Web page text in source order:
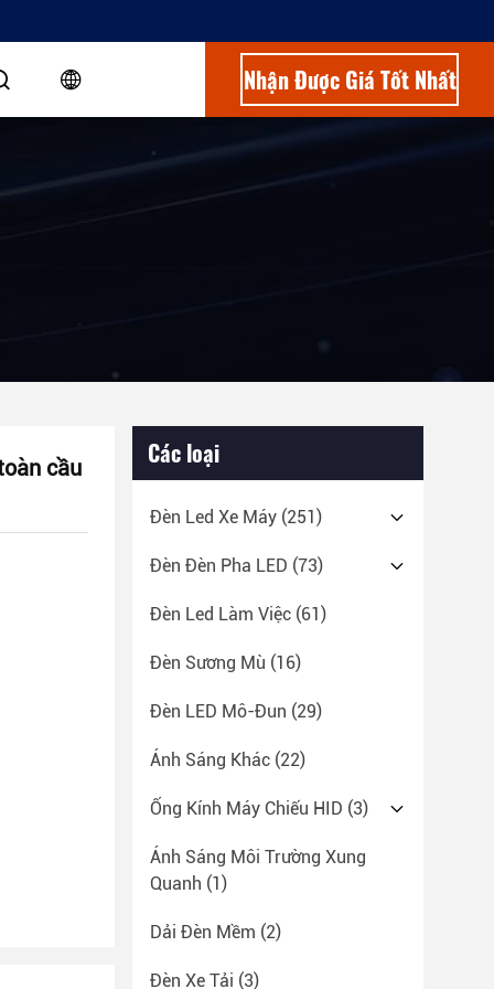
Nhận Được Giá Tốt Nhất
cầu Các loại
Đèn Led Xe Máy (251)
Đèn Đèn Pha LED (73)
Đèn Led Làm Việc (61)
Đèn Sương Mù (16)
Đèn LED Mô-Đun (29)
Ánh Sáng Khác (22)
Ống Kính Máy Chiếu HID (3)
Ánh Sáng Môi Trường Xung
Quanh (1)
Dải Đèn Mềm (2)
Đèn Xe Tải (3)